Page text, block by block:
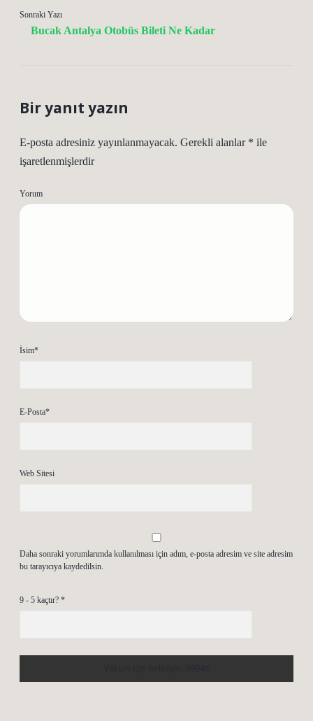
Sonraki Yazı
Bucak Antalya Otobüs Bileti Ne Kadar
Bir yanıt yazın
E-posta adresiniz yayınlanmayacak. Gerekli alanlar * ile
işaretlenmişlerdir
Yorum
İsim*
E-Posta*
Web Sitesi
Daha sonraki yorumlarımda kullanılması için adım, e-posta adresim ve site adresim
bu tarayıcıya kaydedilsin.
9 - 5 kaçtır? *